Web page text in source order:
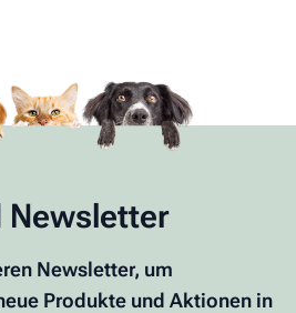
Newsletter
Newsletter, um
Produkte und Aktionen in